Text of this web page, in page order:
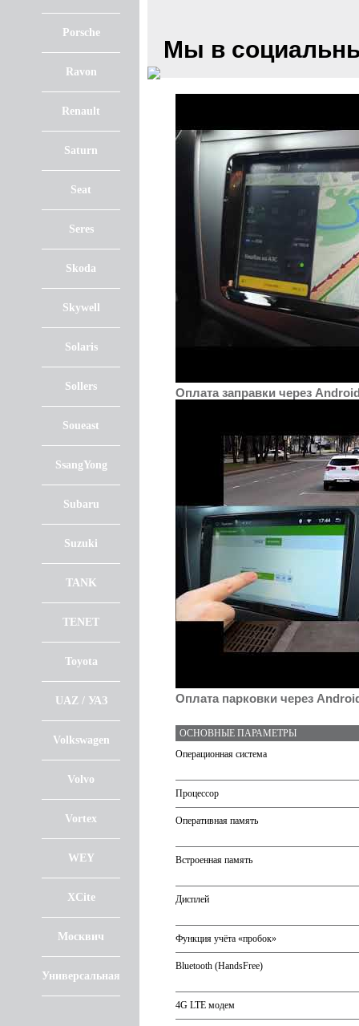
Porsche
Ravon
Renault
Saturn
Seat
Seres
Skoda
Skywell
Solaris
Sollers
Soueast
SsangYong
Subaru
Suzuki
TANK
TENET
Toyota
UAZ / УАЗ
Volkswagen
Volvo
Vortex
WEY
XCite
Москвич
Универсальная
Мы в
Оплата заправки через
Оплата парковки через
ОСНОВНЫЕ ПАРАМЕТРЫ
Операционная система
Процессор
Оперативная память
Встроенная память
Дисплей
Функция учёта «пробок»
Bluetooth (HandsFree)
4G LTE модем